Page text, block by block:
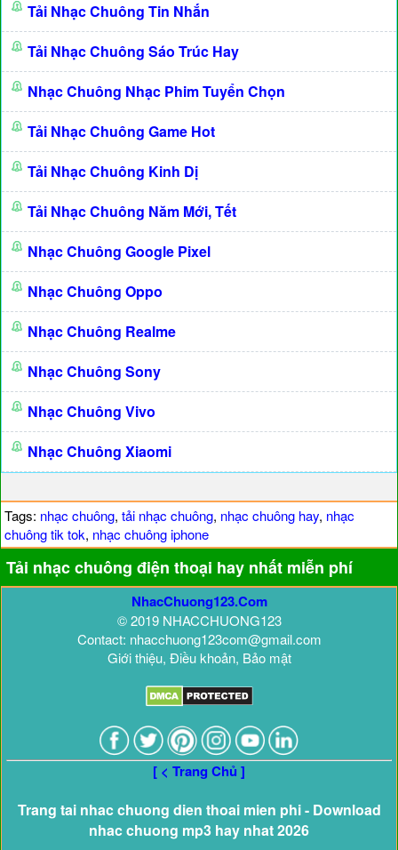
Tải Nhạc Chuông Tin Nhắn
Tải Nhạc Chuông Sáo Trúc Hay
Nhạc Chuông Nhạc Phim Tuyển Chọn
Tải Nhạc Chuông Game Hot
Tải Nhạc Chuông Kinh Dị
Tải Nhạc Chuông Năm Mới, Tết
Nhạc Chuông Google Pixel
Nhạc Chuông Oppo
Nhạc Chuông Realme
Nhạc Chuông Sony
Nhạc Chuông Vivo
Nhạc Chuông Xiaomi
Tags: nhạc chuông, tải nhạc chuông, nhạc chuông hay, nhạc
chuông tik tok, nhạc chuông iphone
Tải nhạc chuông điện thoại hay nhất miễn phí
NhacChuong123.Com
© 2019 NHACCHUONG123
Contact: nhacchuong123com@gmail.com
Giới thiệu, Điều khoản, Bảo mật
[ < Trang Chủ ]
Trang tai nhac chuong dien thoai mien phi - Download
nhac chuong mp3 hay nhat 2026